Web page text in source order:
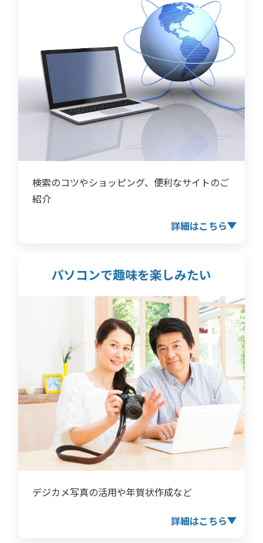
検索のコツやショッピング、便利なサイトのご
紹介
詳細はこちら
パソコンで趣味を楽しみたい
デジカメ写真の活用や年賀状作成など
詳細はこちら